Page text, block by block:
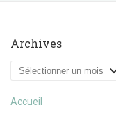
Archives
Archives
Accueil